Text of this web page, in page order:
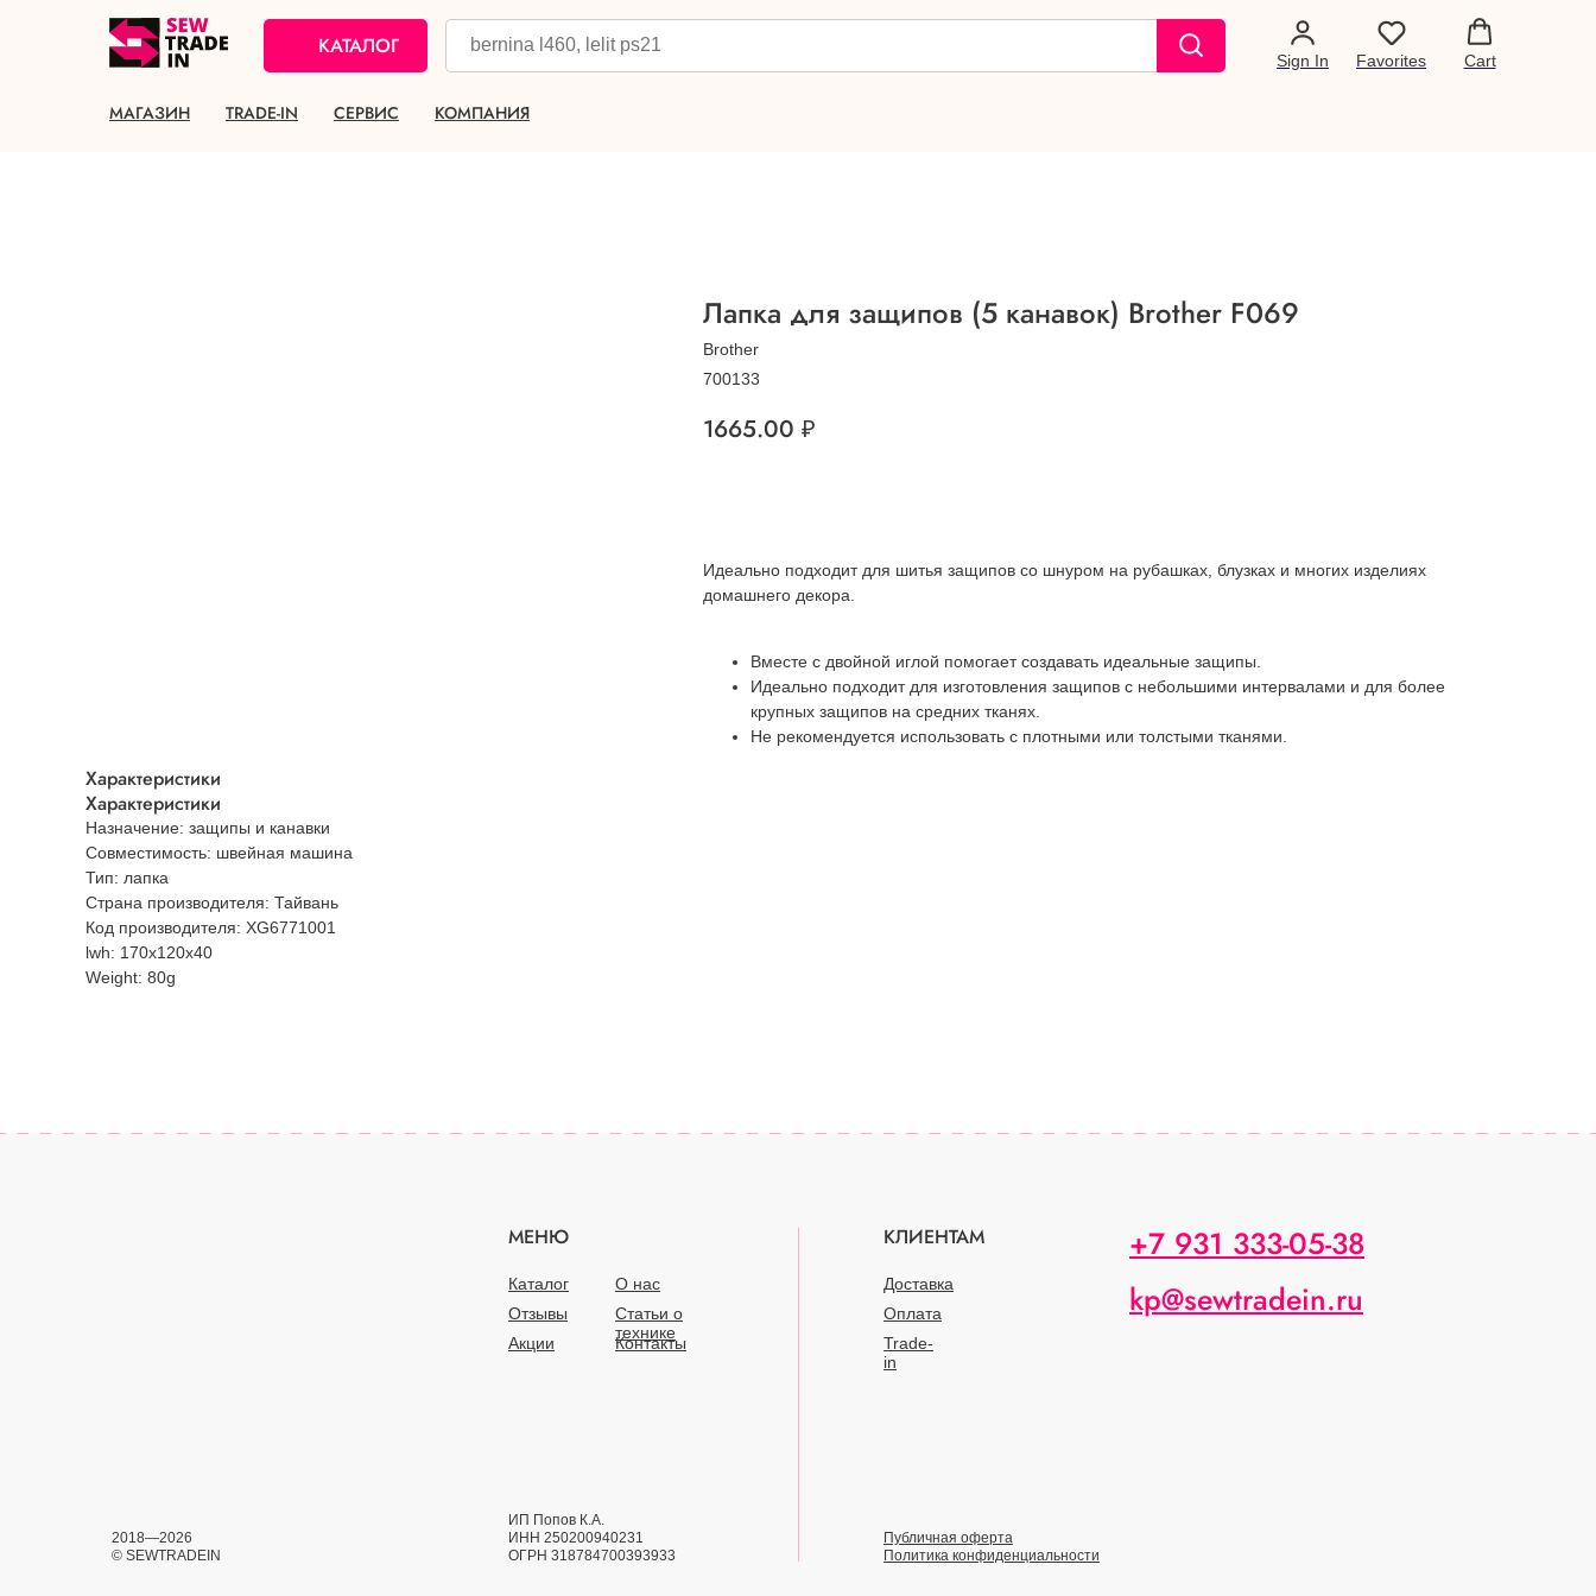
КАТАЛОГ
Sign In Favorites Cart
МАГАЗИН TRADE-IN СЕРВИС КОМПАНИЯ
Лапка для защипов (5 канавок) Brother F069
Brother
700133
1665.00 ₽
Идеально подходит для шитья защипов со шнуром на рубашках, блузках и многих изделиях
домашнего декора.
Вместе с двойной иглой помогает создавать идеальные защипы.
Идеально подходит для изготовления защипов с небольшими интервалами и для более
крупных защипов на средних тканях.
Не рекомендуется использовать с плотными или толстыми тканями.
Характеристики
Характеристики
Назначение: защипы и канавки
Совместимость: швейная машина
Тип: лапка
Страна производителя: Тайвань
Код производителя: XG6771001
lwh: 170x120x40
Weight: 80g
МЕНЮ КЛИЕНТАМ
Каталог О нас
Доставка
Статьи о
технике
Оплата
Отзывы
Акции
Контакты
Trade-
in
+7 931 333-05-38
kp@sewtradein.ru
ИП Попов К.А.
ИНН 250200940231
ОГРН 318784700393933
Политика конфиденциальности
Публичная оферта
2018—2026
© SEWTRADEIN